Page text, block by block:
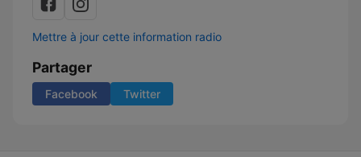
Mettre à jour cette information radio
Partager
Facebook Twitter